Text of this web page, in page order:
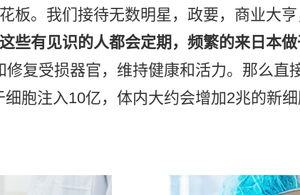
板。我们接待无数明星，政要，商业大
些有见识的人都会定期，频繁的来日本
复受损器官，维持健康和活力。那么
胞注入10亿，体内大约会增加2兆的新